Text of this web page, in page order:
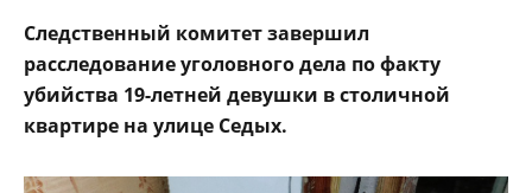
Следственный комитет завершил
расследование уголовного дела по факту
убийства 19-летней девушки в столичной
квартире на улице Седых.